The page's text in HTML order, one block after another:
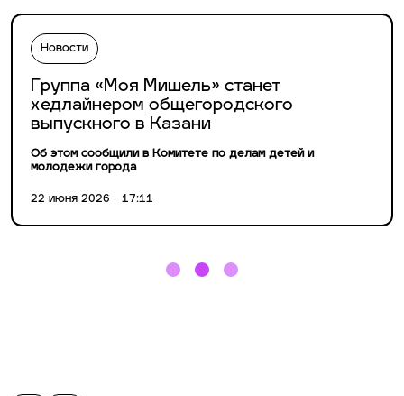
Новости
Группа «Моя Мишель» станет
хедлайнером общегородского
выпускного в Казани
Об этом сообщили в Комитете по делам детей и
молодежи города
22 июня 2026 - 17:11